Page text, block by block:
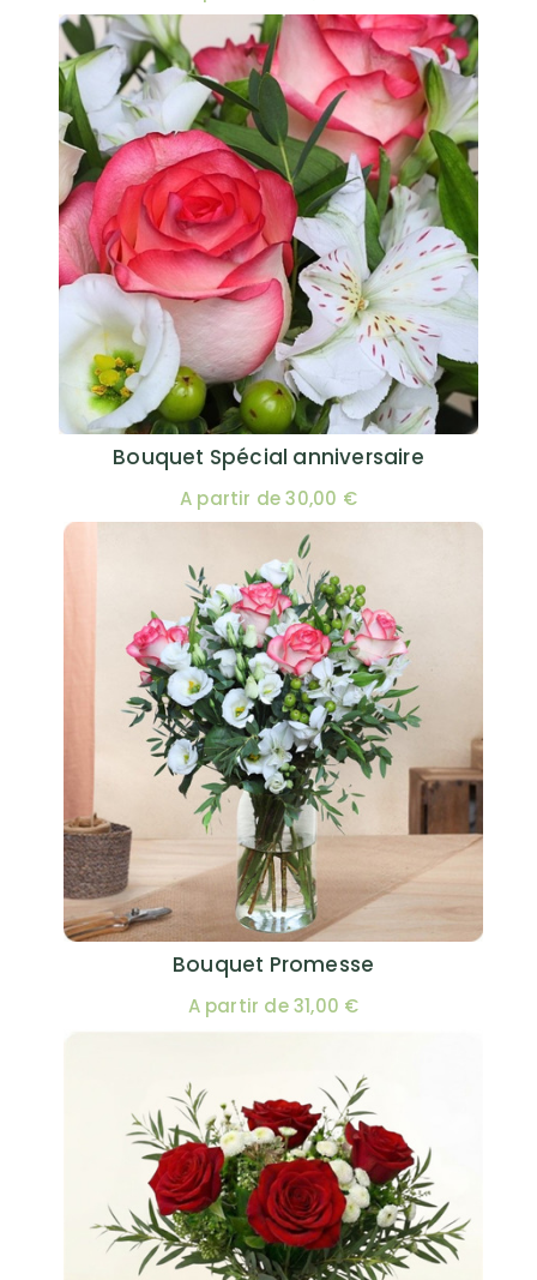
Bouquet Spécial anniversaire
A partir de 30,00 €
Bouquet Promesse
A partir de 31,00 €